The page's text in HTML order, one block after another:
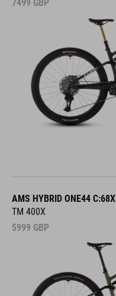
7499 GBP
AMS HYBRID ONE44 C:68X
TM 400X
5999 GBP